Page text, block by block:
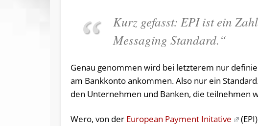
Kurz gefasst: EPI ist ein
Messaging Standard.“
Genau genommen wird bei letzterem nur
am Bankkonto ankommen. Also nur ein
den Unternehmen und Banken, die teilnehmen
Wero, von der European Payment Initative